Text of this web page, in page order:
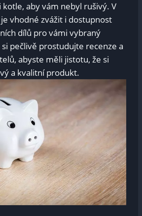
aby vám nebyl rušivý. V
vhodné zvážit i dostupnost
dílů pro vámi vybraný
pečlivě prostudujte recenze a
abyste měli jistotu, že si
a kvalitní produkt.